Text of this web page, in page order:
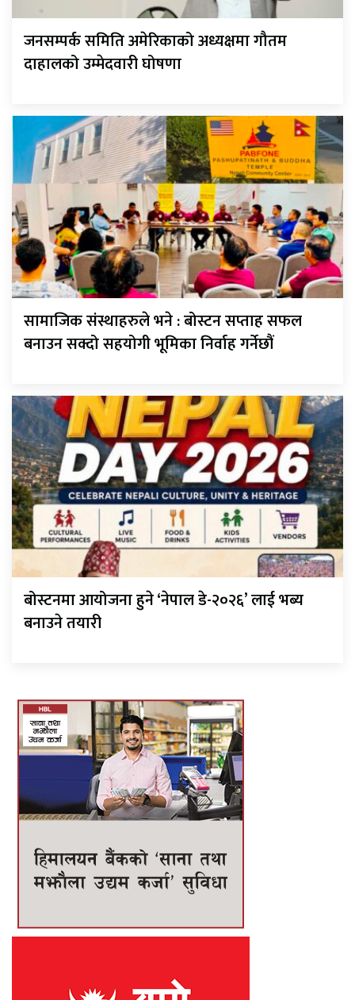
जनसम्पर्क समिति अमेरिकाको अध्यक्षमा गौतम
दाहालको उम्मेदवारी घोषणा
सामाजिक संस्थाहरुले भने : बोस्टन सप्ताह सफल
बनाउन सक्दो सहयोगी भूमिका निर्वाह गर्नेछौं
बोस्टनमा आयोजना हुने ‘नेपाल डे-२०२६’ लाई भब्य
बनाउने तयारी